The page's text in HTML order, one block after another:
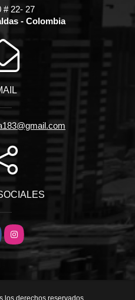
# 22- 27
- Colombia
Instagram
los derechos reservados.